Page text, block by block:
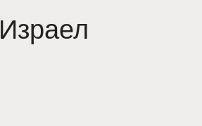
Израел